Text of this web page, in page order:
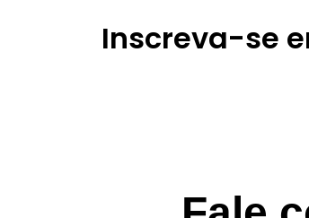
Inscreva-se